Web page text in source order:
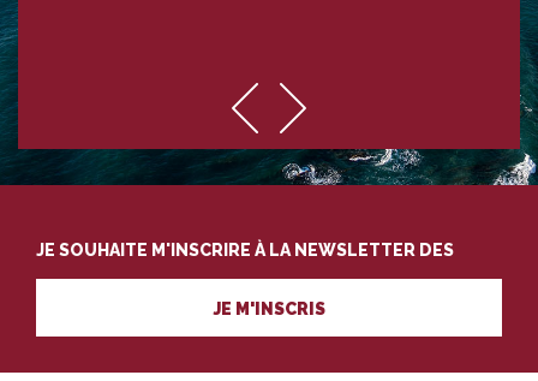
JE SOUHAITE M'INSCRIRE À LA NEWSLETTER DES
PROFESSIONNELS DU TOURISME
JE M'INSCRIS